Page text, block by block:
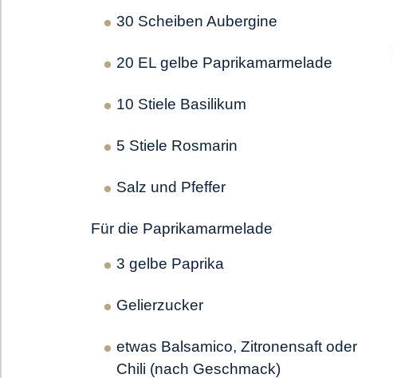
30 Scheiben Aubergine
20 EL gelbe Paprikamarmelade
10 Stiele Basilikum
5 Stiele Rosmarin
Salz und Pfeffer
Für die Paprikamarmelade
3 gelbe Paprika
Gelierzucker
etwas Balsamico, Zitronensaft oder
Chili (nach Geschmack)